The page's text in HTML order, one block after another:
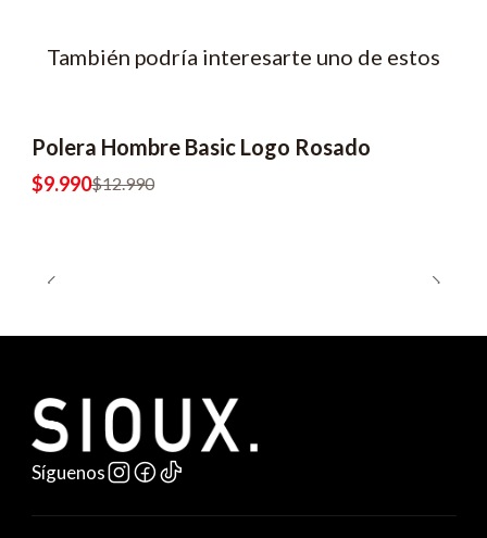
También podría interesarte uno de estos
Polera Hombre Basic Logo Rosado
$9.990$12.990
Síguenos